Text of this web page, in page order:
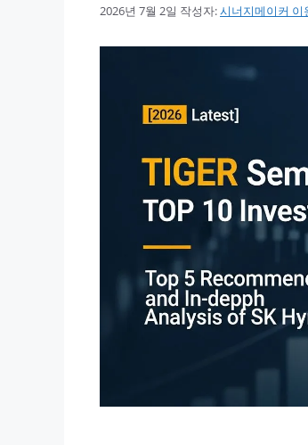
2026년 7월 2일 작성자:시너지메이커 이